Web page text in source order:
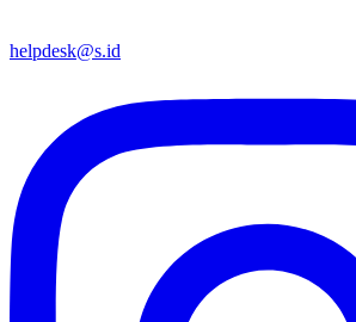
helpdesk@s.id